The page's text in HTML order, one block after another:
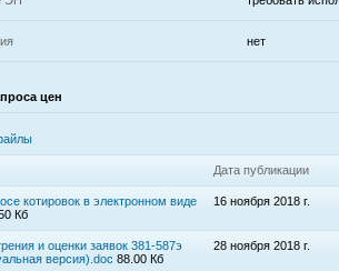
нет
цен
Дата публикации
котировок в электронном виде
Кб
16 ноября 2018 г.
и оценки заявок 381-587э
версия).doc 88.00 Кб
28 ноября 2018 г.